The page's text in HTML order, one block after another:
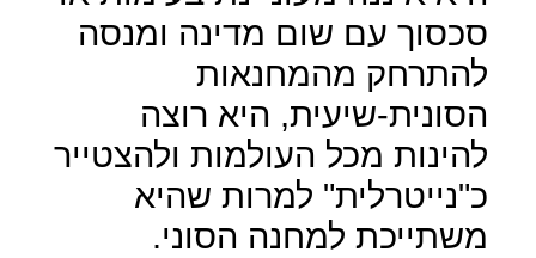
סכסוך עם שום מדינה ומנסה
להתרחק מהמחנאות
הסונית-שיעית, היא רוצה
להינות מכל העולמות ולהצטייר
כ"נייטרלית" למרות שהיא
משתייכת למחנה הסוני.